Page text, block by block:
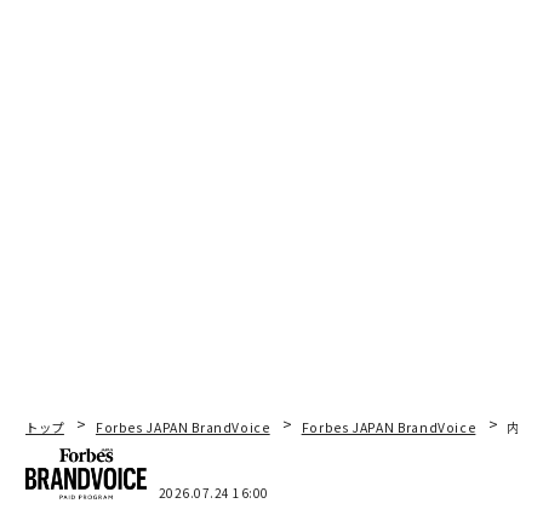
トップ Forbes JAPAN BrandVoice Forbes JAPAN BrandVoice 内製
2026.07.24 16:00